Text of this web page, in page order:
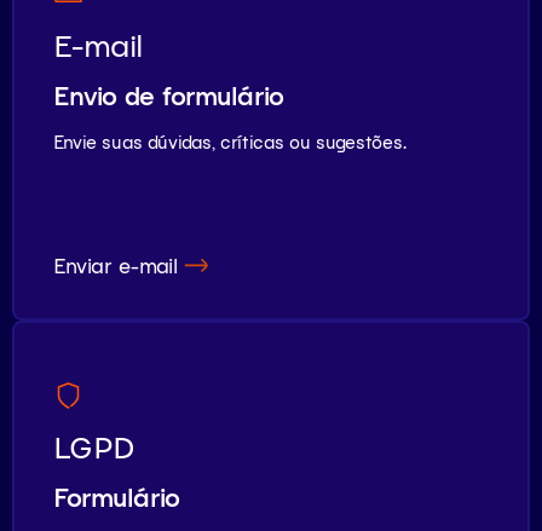
E-mail
Envio de formulário
Envie suas dúvidas, críticas ou sugestões.
Enviar e-mail
LGPD
Formulário